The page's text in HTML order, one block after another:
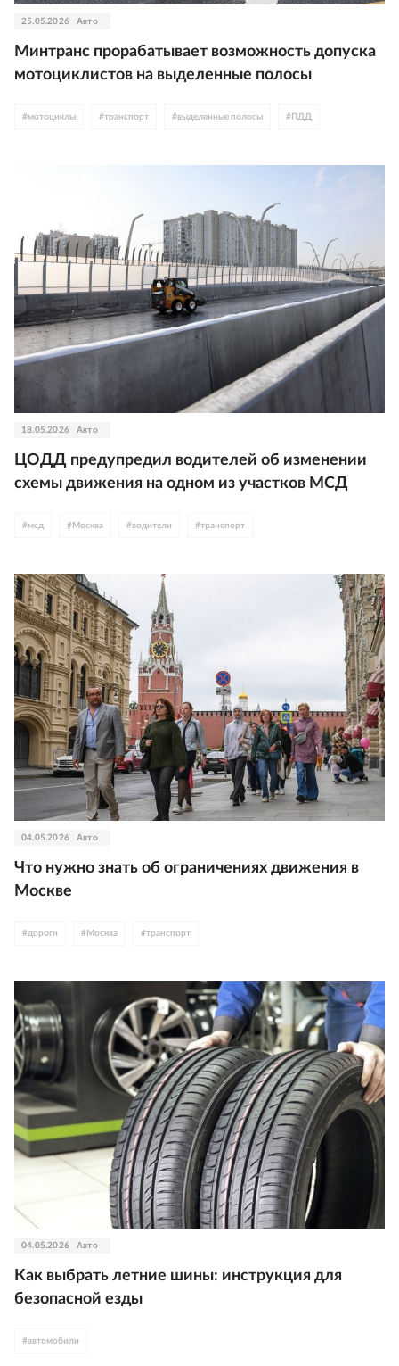
25.05.2026 Авто
Минтранс прорабатывает возможность допуска
мотоциклистов на выделенные полосы
#мотоциклы #транспорт #выделенные полосы # ПДД
18.05.2026 Авто
ЦОДД предупредил водителей об изменении
схемы движения на одном из участков МСД
#мсд # Москва #водители #транспорт
04.05.2026 Авто
Что нужно знать об ограничениях движения в
Москве
# дороги # Москва #транспорт
04.05.2026 Авто
Как выбрать летние шины: инструкция для
безопасной езды
#автомобили